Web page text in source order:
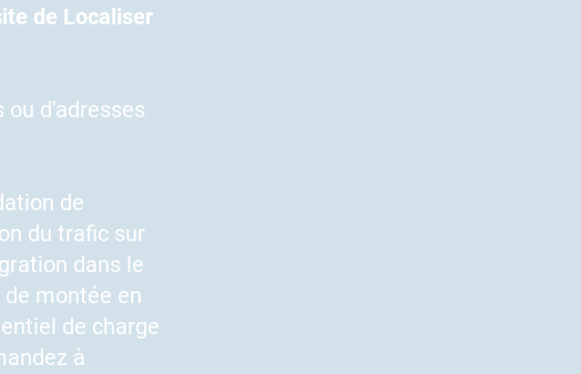
de Localiser
ou d'adresses
de
du trafic sur
dans le
montée en
de charge
à